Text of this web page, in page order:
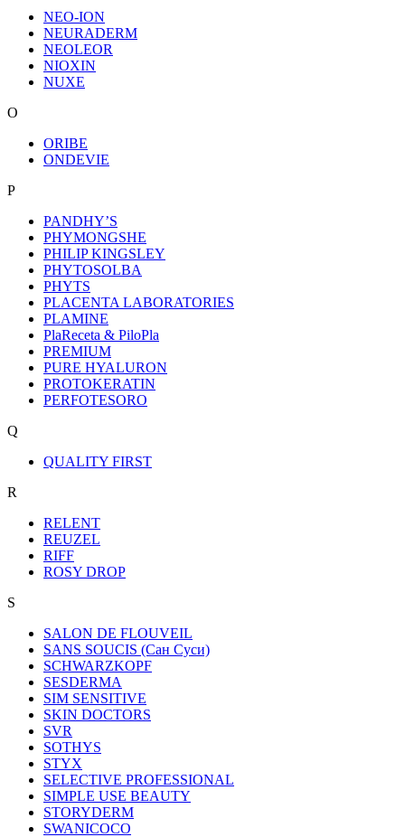
NEO-ION
NEURADERM
NEOLEOR
NIOXIN
NUXE
O
ORIBE
ONDEVIE
P
PANDHY’S
PHYMONGSHE
PHILIP KINGSLEY
PHYTOSOLBA
PHYTS
PLACENTA LABORATORIES
PLAMINE
PlaReceta & PiloPla
PREMIUM
PURE HYALURON
PROTOKERATIN
PERFOTESORO
Q
QUALITY FIRST
R
RELENT
REUZEL
RIFF
ROSY DROP
S
SALON DE FLOUVEIL
SANS SOUCIS (Сан Суси)
SCHWARZKOPF
SESDERMA
SIM SENSITIVE
SKIN DOCTORS
SVR
SOTHYS
STYX
SELECTIVE PROFESSIONAL
SIMPLE USE BEAUTY
STORYDERM
SWANICOCO